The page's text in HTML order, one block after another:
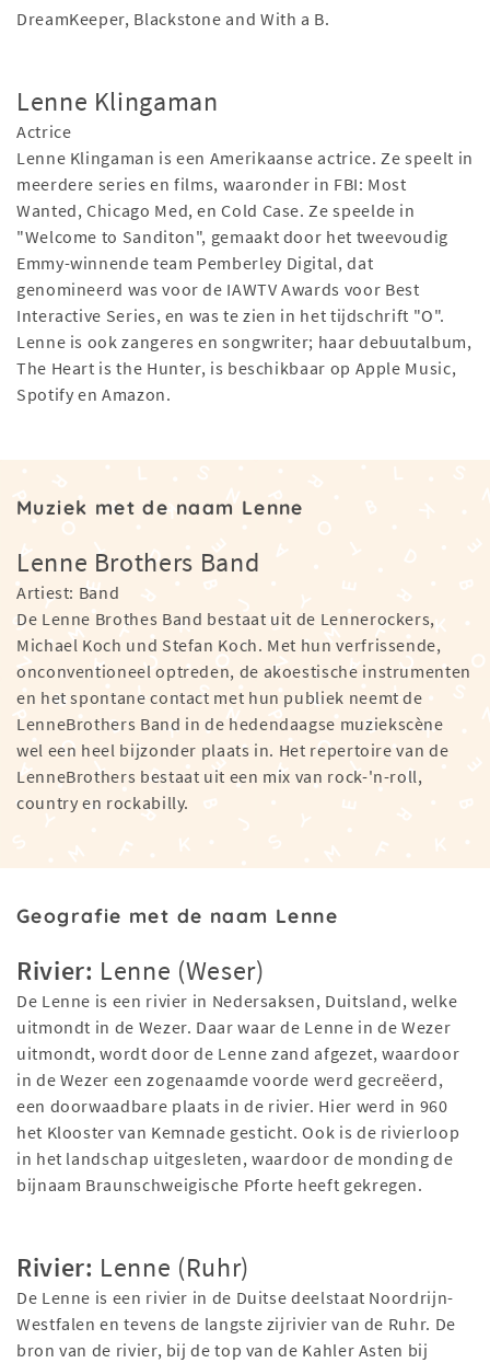
DreamKeeper, Blackstone and With a B.
Lenne Klingaman
Actrice
Lenne Klingaman is een Amerikaanse actrice. Ze speelt in
meerdere series en films, waaronder in FBI: Most
Wanted, Chicago Med, en Cold Case. Ze speelde in
"Welcome to Sanditon", gemaakt door het tweevoudig
Emmy-winnende team Pemberley Digital, dat
genomineerd was voor de IAWTV Awards voor Best
Interactive Series, en was te zien in het tijdschrift "O".
Lenne is ook zangeres en songwriter; haar debuutalbum,
The Heart is the Hunter, is beschikbaar op Apple Music,
Spotify en Amazon.
Muziek met de naam Lenne
Lenne Brothers Band
Artiest: Band
De Lenne Brothes Band bestaat uit de Lennerockers,
Michael Koch und Stefan Koch. Met hun verfrissende,
onconventioneel optreden, de akoestische instrumenten
en het spontane contact met hun publiek neemt de
LenneBrothers Band in de hedendaagse muziekscène
wel een heel bijzonder plaats in. Het repertoire van de
LenneBrothers bestaat uit een mix van rock-'n-roll,
country en rockabilly.
Geografie met de naam Lenne
Rivier: Lenne (Weser)
De Lenne is een rivier in Nedersaksen, Duitsland, welke
uitmondt in de Wezer. Daar waar de Lenne in de Wezer
uitmondt, wordt door de Lenne zand afgezet, waardoor
in de Wezer een zogenaamde voorde werd gecreëerd,
een doorwaadbare plaats in de rivier. Hier werd in 960
het Klooster van Kemnade gesticht. Ook is de rivierloop
in het landschap uitgesleten, waardoor de monding de
bijnaam Braunschweigische Pforte heeft gekregen.
Rivier: Lenne (Ruhr)
De Lenne is een rivier in de Duitse deelstaat Noordrijn-
Westfalen en tevens de langste zijrivier van de Ruhr. De
bron van de rivier, bij de top van de Kahler Asten bij